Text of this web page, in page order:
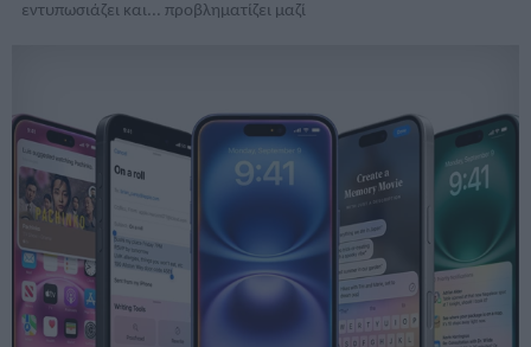
εντυπωσιάζει και... προβληματίζει μαζί